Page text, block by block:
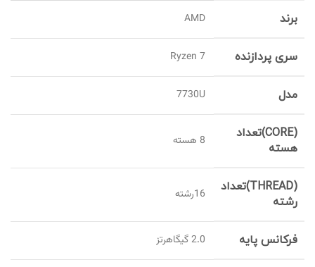
برند AMD
سری پردازنده Ryzen 7
مدل 7730U
(CORE)تعداد
هسته
8 هسته
(THREAD)تعداد
رشته
16رشته
فرکانس پایه 2.0 گیگاهرتز